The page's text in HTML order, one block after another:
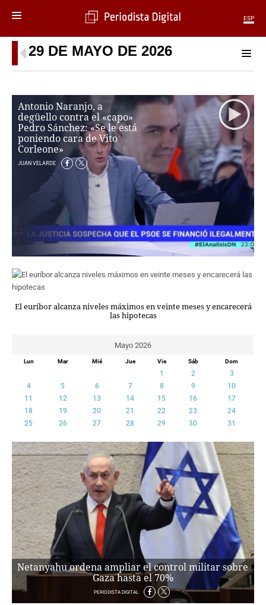
ESP
MENÚ
SECCIONES
MUNDO
PERIODISMO
ECONOMÍA
DEPORTES
CIENCIA
TECNOLOGÍA
CULTURA
TELEVISIÓN
GENTE
MAGAZINE
GASTRONOMÍA
ESCAPARATE
24X7
DIRECTORIOS
LO ÚLTIMO
BLOGS
VÍDEOS
TEMAS
PERSONAJES
ORGANISMOS
LUGARES
29 DE MAYO DE 2026
Antonio Naranjo, a
degüello contra el «capo»
Pedro Sánchez: «Se le está
poniendo cara de Vito
Corleone»
JUAN VELARDE
El euríbor alcanza niveles máximos en veinte meses y encarecerá
las hipotecas
Mayo 2026
Lun Mar Mié Jue Vie Sáb Dom
1 2
3
4
5 6 7 8 9
10
11
12 13 14 15 16
17
18
19 20 21 22 23
24
25
26 27 28 29 30 31
Netanyahu ordena ampliar el control militar sobre
Gaza hasta el 70%
PERIODISTA DIGITAL